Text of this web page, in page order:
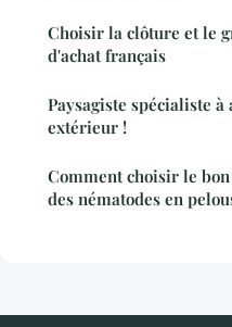
Choisir la clôture et le
d'achat français
Paysagiste spécialiste
extérieur !
Comment choisir le
des nématodes en